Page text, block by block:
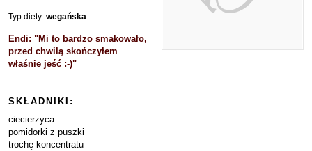
Typ diety: wegańska
Endi: "Mi to bardzo smakowało,
przed chwilą skończyłem
właśnie jeść :-)"
SKŁADNIKI:
ciecierzyca
pomidorki z puszki
trochę koncentratu